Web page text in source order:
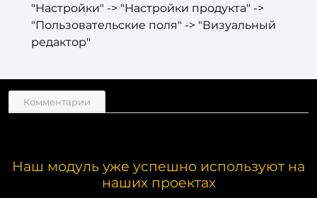
"Настройки" -> "Настройки продукта" ->
"Пользовательские поля" -> "Визуальный
редактор"
Комментарии
Наш модуль уже успешно используют на
наших проектах